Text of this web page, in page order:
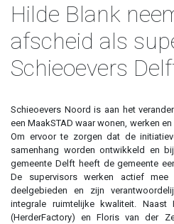
Hilde Blank
afscheid als
Schieoevers
Schieoevers Noord is aan het
een MaakSTAD waar wonen, werken
Om ervoor te zorgen dat de
samenhang worden ontwikkeld en
gemeente Delft heeft de gemeente
De supervisors werken actief
deelgebieden en zijn
integrale ruimtelijke kwaliteit.
(HerderFactory) en Floris van der